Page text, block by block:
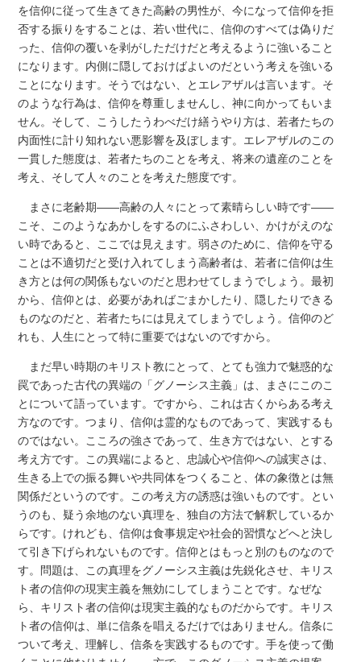
を信仰に従って生きてきた高齢の男性が、今になって信仰を拒
否する振りをすることは、若い世代に、信仰のすべては偽りだ
った、信仰の覆いを剥がしただけだと考えるように強いること
になります。内側に隠しておけばよいのだという考えを強いる
ことになります。そうではない、とエレアザルは言います。そ
のような行為は、信仰を尊重しませんし、神に向かってもいま
せん。そして、こうしたうわべだけ繕うやり方は、若者たちの
内面性に計り知れない悪影響を及ぼします。エレアザルのこの
一貫した態度は、若者たちのことを考え、将来の遺産のことを
考え、そして人々のことを考えた態度です。
まさに老齢期――高齢の人々にとって素晴らしい時です――
こそ、このようなあかしをするのにふさわしい、かけがえのな
い時であると、ここでは見えます。弱さのために、信仰を守る
ことは不適切だと受け入れてしまう高齢者は、若者に信仰は生
き方とは何の関係もないのだと思わせてしまうでしょう。最初
から、信仰とは、必要があればごまかしたり、隠したりできる
ものなのだと、若者たちには見えてしまうでしょう。信仰のど
れも、人生にとって特に重要ではないのですから。
まだ早い時期のキリスト教にとって、とても強力で魅惑的な
罠であった古代の異端の「グノーシス主義」は、まさにこのこ
とについて語っています。ですから、これは古くからある考え
方なのです。つまり、信仰は霊的なものであって、実践するも
のではない。こころの強さであって、生き方ではない、とする
考え方です。この異端によると、忠誠心や信仰への誠実さは、
生きる上での振る舞いや共同体をつくること、体の象徴とは無
関係だというのです。この考え方の誘惑は強いものです。とい
うのも、疑う余地のない真理を、独自の方法で解釈しているか
らです。けれども、信仰は食事規定や社会的習慣などへと決し
て引き下げられないものです。信仰とはもっと別のものなので
す。問題は、この真理をグノーシス主義は先鋭化させ、キリス
ト者の信仰の現実主義を無効にしてしまうことです。なぜな
ら、キリスト者の信仰は現実主義的なものだからです。キリス
ト者の信仰は、単に信条を唱えるだけではありません。信条に
ついて考え、理解し、信条を実践するものです。手を使って働